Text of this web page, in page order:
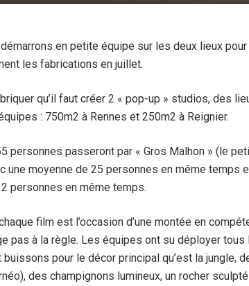
en petite équipe sur les deux lieux
les fabrications en juillet.
qu’il faut créer 2 « pop-up » studios, des
: 750m2 à Rennes et 250m2 à Reignier.
personnes passeront par « Gros Malhon » (le
une moyenne de 25 personnes en même temps
personnes en même temps.
film est l’occasion d’une montée en
pas à la règle. Les équipes ont su déployer
pour le décor principal qu’est la jungle,
des champignons lumineux, un rocher